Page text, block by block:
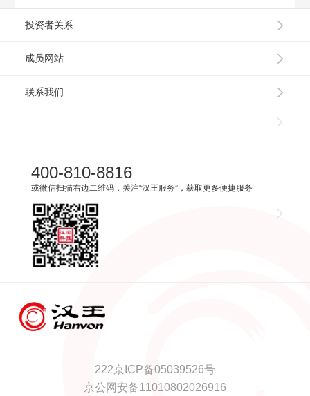
投资者关系
成员网站
联系我们
400-810-8816
或微信扫描右边二维码，关注“汉王服务”，获取更多便捷服务
222京ICP备05039526号
京公网安备11010802026916